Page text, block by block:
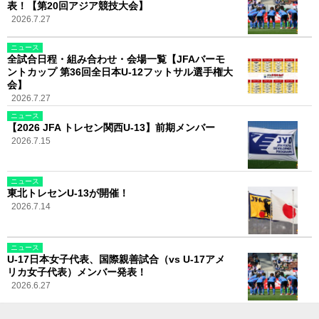
表！【第20回アジア競技大会】
2026.7.27
ニュース
全試合日程・組み合わせ・会場一覧【JFAバーモ
ントカップ 第36回全日本U-12フットサル選手権大
会】
2026.7.27
ニュース
【2026 JFA トレセン関西U-13】前期メンバー
2026.7.15
ニュース
東北トレセンU-13が開催！
2026.7.14
ニュース
U-17日本女子代表、国際親善試合（vs U-17アメ
リカ女子代表）メンバー発表！
2026.6.27